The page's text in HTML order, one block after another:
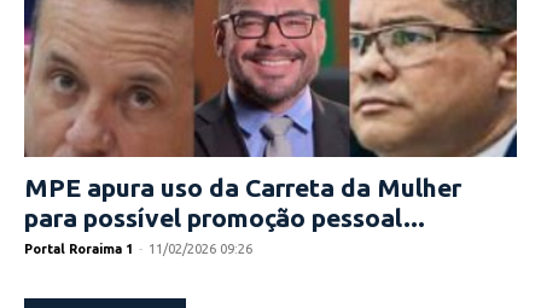
MPE apura uso da Carreta da Mulher
para possível promoção pessoal...
Portal Roraima 1 - 11/02/2026 09:26